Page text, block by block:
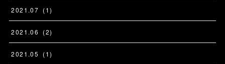
2021 .07 (1)
2021 .06 (2)
2021 .05 (1)